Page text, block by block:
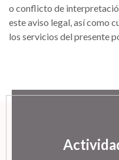
o conflicto de
este aviso legal, así como
los servicios del presente